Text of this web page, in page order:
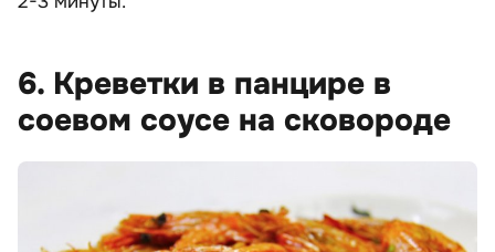
6. Креветки в панцире в
соевом соусе на сковороде